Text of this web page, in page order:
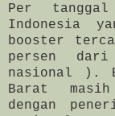
Per
Indonesia
booster
persen
nasional ).
Barat
dengan